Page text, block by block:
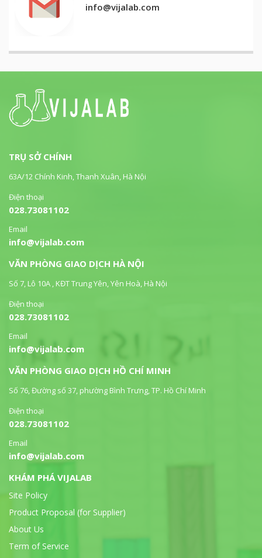
info@vijalab.com
TRỤ SỞ CHÍNH
63A/12 Chính Kinh, Thanh Xuân, Hà Nội
Điện thoại
028.73081102
Email
info@vijalab.com
VĂN PHÒNG GIAO DỊCH HÀ NỘI
Số 7, Lô 10A , KĐT Trung Yên, Yên Hoà, Hà Nội
Điện thoại
028.73081102
Email
info@vijalab.com
VĂN PHÒNG GIAO DỊCH HỒ CHÍ MINH
Số 76, Đường số 37, phường Bình Trưng, TP. Hồ Chí Minh
Điện thoại
028.73081102
Email
info@vijalab.com
KHÁM PHÁ VIJALAB
Site Policy
Product Proposal (for Supplier)
About Us
Term of Service